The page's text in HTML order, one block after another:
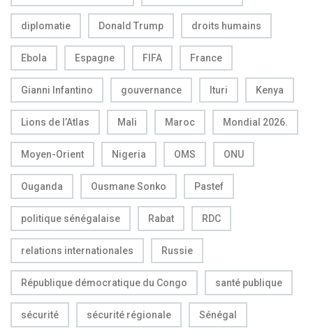
diplomatie Donald Trump droits humains
Ebola Espagne FIFA France
Gianni Infantino gouvernance Ituri Kenya
Lions de l’Atlas Mali Maroc Mondial 2026.
Moyen-Orient Nigeria OMS ONU
Ouganda Ousmane Sonko Pastef
politique sénégalaise Rabat RDC
relations internationales Russie
République démocratique du Congo santé publique
sécurité sécurité régionale Sénégal